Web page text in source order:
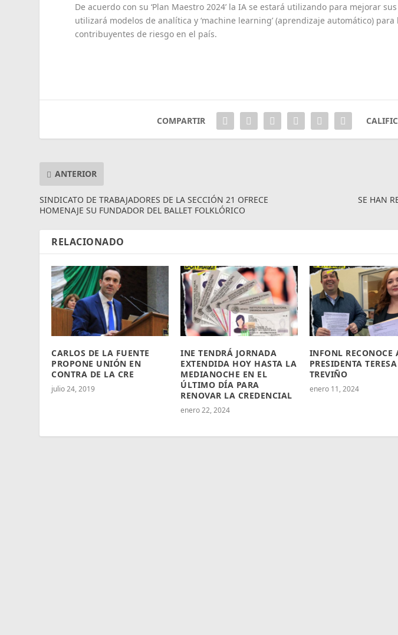
De acuerdo con su ‘Plan Maestro 2024’ la IA se estará utilizando para mejorar
utilizará modelos de analítica y ‘machine learning’ (aprendizaje automático) para
contribuyentes de riesgo en el país.
COMPARTIR
ANTERIOR
SINDICATO DE TRABAJADORES DE LA SECCIÓN 21 OFRECE
HOMENAJE SU FUNDADOR DEL BALLET FOLKLÓRICO
SE HAN
RELACIONADO
CARLOS DE LA FUENTE
PROPONE UNIÓN EN
CONTRA DE LA CRE
julio 24, 2019
INE TENDRÁ JORNADA
EXTENDIDA HOY HASTA LA
MEDIANOCHE EN EL
ÚLTIMO DÍA PARA
RENOVAR LA CREDENCIAL
enero 22, 2024
INFONL RECONOCE
PRESIDENTA TERESA
TREVIÑO
enero 11, 2024